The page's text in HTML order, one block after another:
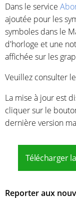
Dans le service
ajoutée pour les
symboles dans le
d'horloge et une
affichée sur les
Veuillez consulter
La mise à jour est
cliquer sur le
dernière version
Télécharger
Reporter aux